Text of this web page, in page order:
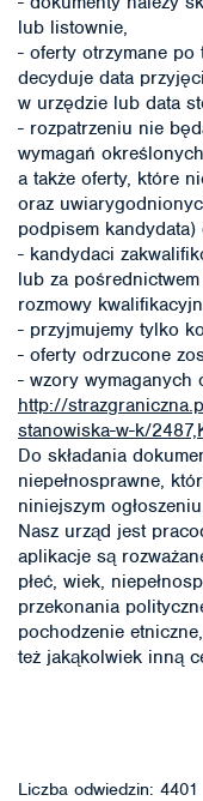
lub listownie,
- oferty otrzymane
decyduje data
w urzędzie lub data
- rozpatrzeniu nie
wymagań
a także oferty, które
oraz
podpisem
- kandydaci
lub za
rozmowy
- przyjmujemy tylko
- oferty odrzucone
- wzory wymaganych
http://
stanowiska-w-k/
Do składania
niepełnosprawne,
niniejszym
Nasz urząd jest
aplikacje są
płeć, wiek,
przekonania
pochodzenie
też jakąkolwiek inną
Liczba odwiedzin: 4401